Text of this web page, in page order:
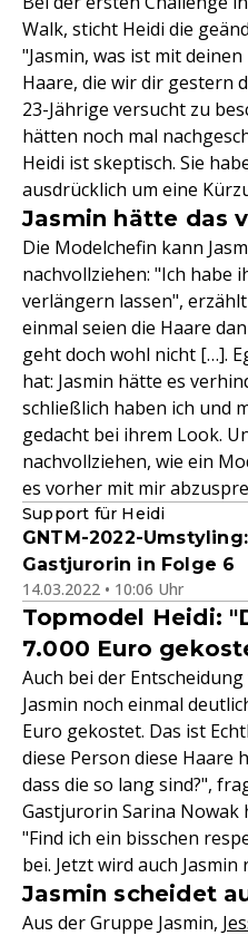
Walk, sticht Heidi die
"Jasmin, was ist mit
Haare, die wir dir gestern
23-Jährige versucht zu
hätten noch mal
Heidi ist skeptisch. Sie
ausdrücklich um eine
Jasmin hätte das
Die Modelchefin kann
nachvollziehen: "Ich habe
verlängern lassen",
einmal seien die Haare
geht doch wohl nicht […].
hat: Jasmin hätte es
schließlich haben ich und
gedacht bei ihrem Look.
nachvollziehen, wie ein
es vorher mit mir
Support für Heidi
GNTM-2022-
Gastjurorin in Folge 6
14.03.2022 • 10:06 Uhr
Topmodel Heidi:
7.000 Euro
Auch bei der
Jasmin noch einmal
Euro gekostet. Das ist
diese Person diese Haare
dass die so lang sind?",
Gastjurorin Sarina Nowak
"Find ich ein bisschen
bei. Jetzt wird auch
Jasmin scheidet
Aus der Gruppe Jasmin,